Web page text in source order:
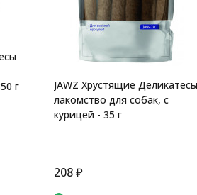
г
JAWZ Хрустящие Деликатесы
лакомство для собак, с
курицей - 35 г
208₽